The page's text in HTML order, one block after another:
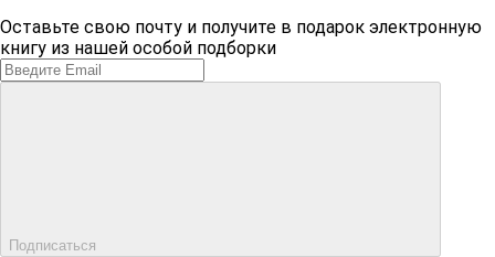
Оставьте свою почту и получите в подарок электронную
книгу из нашей особой подборки
Подписаться